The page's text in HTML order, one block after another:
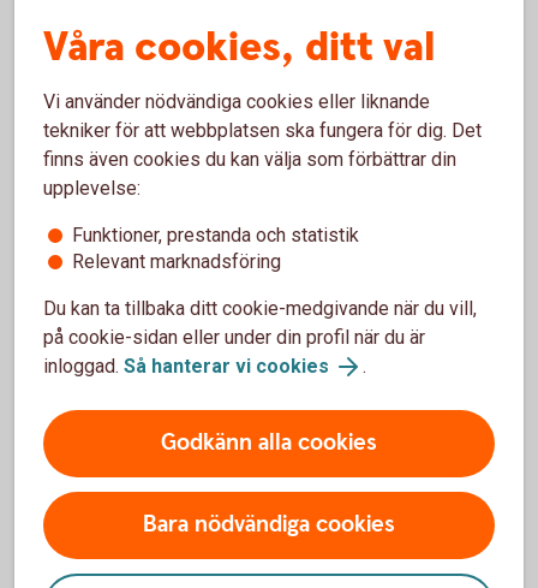
Vad är ett ISK?
Ett investeringssparkonto är en sparform där
du på ett enkelt sätt kan spara i fonder och
aktier.
Du kan sälja fonder och aktier utan att behöva
alltså inte skatt om du säljer något med vinst
eller får utdelning. I stället betalar du en årlig
schablonskatt baserad på genomsnittet av
insättningar du gjort under året.
kan du inte göra avdrag för dem.
Du betalar skatt på ditt sparande på ISK
Våra cookies, ditt val
Vi använder nödvändiga cookies eller liknande
tekniker för att webbplatsen ska fungera för dig. Det
finns även cookies du kan välja som förbättrar din
upplevelse:
Funktioner, prestanda och statistik
Relevant marknadsföring
Du kan ta tillbaka ditt cookie-medgivande när du vill,
på cookie-sidan eller under din profil när du är
inloggad. Så hanterar vi cookies .
Godkänn alla cookies
Bara nödvändiga cookies